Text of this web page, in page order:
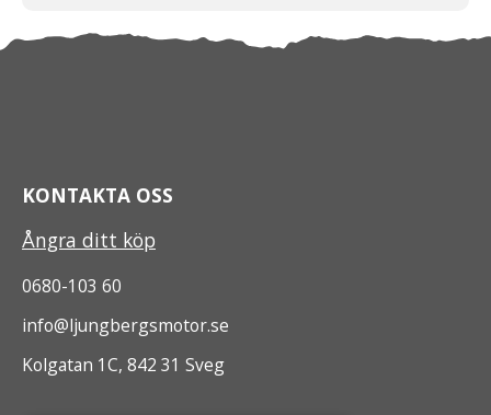
KONTAKTA OSS
Ångra ditt köp
0680-103 60
info@ljungbergsmotor.se
Kolgatan 1C, 842 31 Sveg